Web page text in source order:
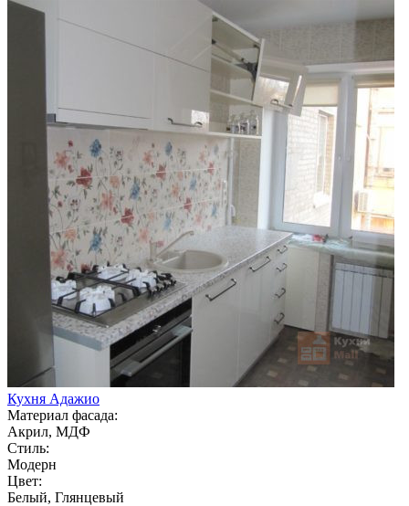
Кухня Адажио
Материал фасада:
Акрил, МДФ
Стиль:
Модерн
Цвет:
Белый, Глянцевый